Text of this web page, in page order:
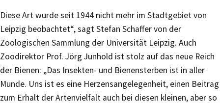
Diese Art wurde seit 1944 nicht mehr im Stadtgebiet von
Leipzig beobachtet“, sagt Stefan Schaffer von der
Zoologischen Sammlung der Universität Leipzig. Auch
Zoodirektor Prof. Jörg Junhold ist stolz auf das neue Reich
der Bienen: „Das Insekten- und Bienensterben ist in aller
Munde. Uns ist es eine Herzensangelegenheit, einen Beitrag
zum Erhalt der Artenvielfalt auch bei diesen kleinen, aber so